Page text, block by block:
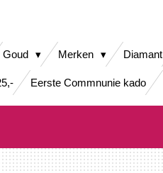
Goud Merken Diamant
Eerste Commnunie kado